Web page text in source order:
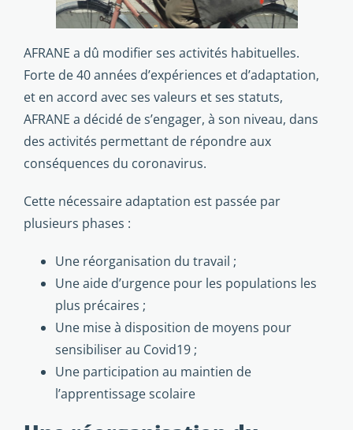
AFRANE a dû modifier ses activités habituelles.
Forte de 40 années d’expériences et d’adaptation,
et en accord avec ses valeurs et ses statuts,
AFRANE a décidé de s’engager, à son niveau, dans
des activités permettant de répondre aux
conséquences du coronavirus.
Cette nécessaire adaptation est passée par
plusieurs phases :
Une réorganisation du travail ;
Une aide d’urgence pour les populations les
plus précaires ;
Une mise à disposition de moyens pour
sensibiliser au Covid19 ;
Une participation au maintien de
l’apprentissage scolaire